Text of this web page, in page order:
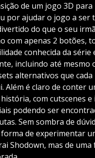
de um jogo 3D para
por ajudar o jogo a ser
do que o seu
com apenas 2 botões,
conhecida da série
incluindo até mesmo
alternativos que
Além é claro de conter
com cutscenes
podendo ser
Sem sombra de
de experimentar
Shodown, mas de